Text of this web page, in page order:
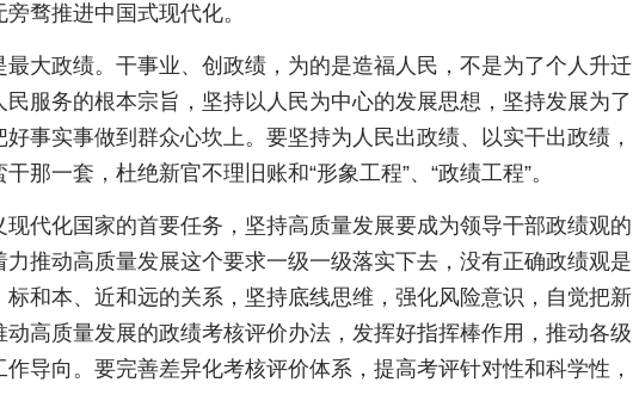
骛推进中国式现代化。
大政绩。干事业、创政绩，为的是造福人民，不是为了个人升迁
服务的根本宗旨，坚持以人民为中心的发展思想，坚持发展为了
事实事做到群众心坎上。要坚持为人民出政绩、以实干出政绩，
那一套，杜绝新官不理旧账和“形象工程”、“政绩工程”。
代化国家的首要任务，坚持高质量发展要成为领导干部政绩观的
推动高质量发展这个要求一级一级落实下去，没有正确政绩观是
和本、近和远的关系，坚持底线思维，强化风险意识，自觉把新
高质量发展的政绩考核评价办法，发挥好指挥棒作用，推动各级
导向。要完善差异化考核评价体系，提高考评针对性和科学性，